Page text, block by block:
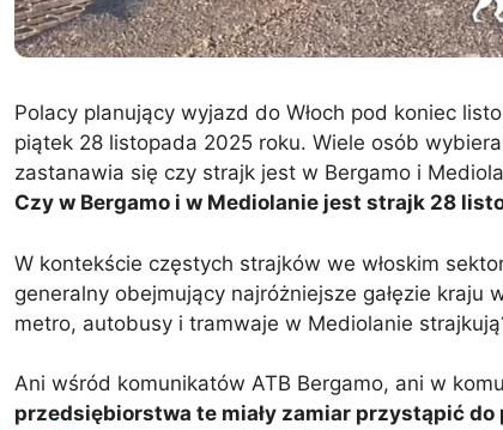
Polacy planujący wyjazd do Włoch pod koniec
piątek 28 listopada 2025 roku. Wiele osób
zastanawia się czy strajk jest w Bergamo i
Czy w Bergamo i w Mediolanie jest strajk 28
W kontekście częstych strajków we włoskim
generalny obejmujący najróżniejsze gałęzie
metro, autobusy i tramwaje w Mediolanie
Ani wśród komunikatów ATB Bergamo, ani w
przedsiębiorstwa te miały zamiar przystąpić